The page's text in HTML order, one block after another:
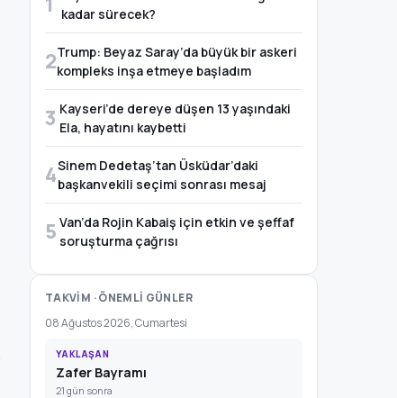
kadar sürecek?
2Trump: Beyaz Saray’da büyük bir askeri
kompleks inşa etmeye başladım
3 Kayseri’de dereye düşen 13 yaşındaki
Ela, hayatını kaybetti
4Sinem Dedetaş’tan Üsküdar’daki
başkanvekili seçimi sonrası mesaj
5 Van’da Rojin Kabaiş için etkin ve şeffaf
soruşturma çağrısı
TAKVİM · ÖNEMLİ GÜNLER
08 Ağustos 2026, Cumartesi
YAKLAŞAN
Zafer Bayramı
21 gün sonra